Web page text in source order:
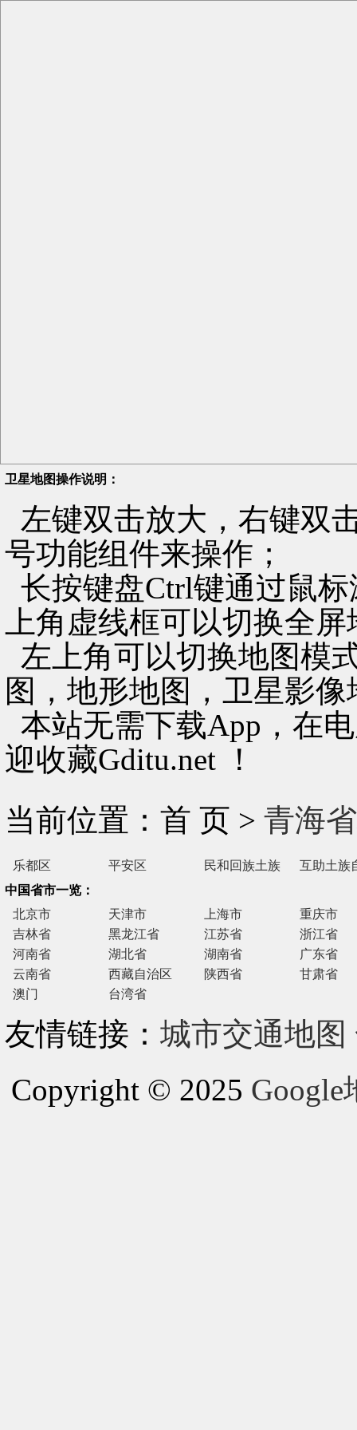
卫星地图操作说明：
左键双击放大，右键双
号功能组件来操作；
长按键盘Ctrl键通过鼠
上角虚线框可以切换全
左上角可以切换地图模
图，地形地图，卫星影像
本站无需下载App，在
迎收藏Gditu.net ！
当前位置：首 页 > 青海
乐都区 平安区
民和回族土族
互助土族
中国省市一览：
北京市
天津市 上海市
重庆市
吉林省
黑龙江省 江苏省
浙江省
河南省
湖北省 湖南省
广东省
云南省
西藏自治区 陕西省
甘肃省
澳门
台湾省
友情链接： 城市交通地图
Copyright © 2025 Google